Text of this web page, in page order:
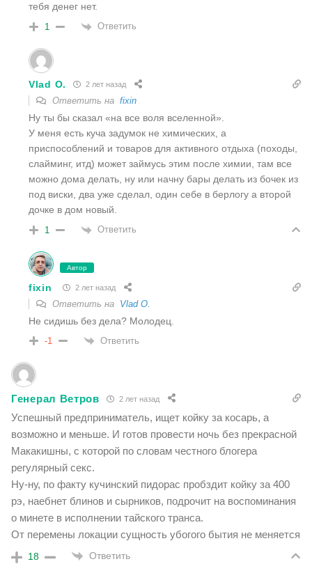
тебя денег нет.
1 Ответить
Vlad O. 2 лет назад
Ответить на fixin
Ну ты бы сказал «на все воля вселенной».
У меня есть куча задумок не химических, а
приспособлений и товаров для активного отдыха (походы,
слайминг, итд) может займусь этим после химии, там все
можно дома делать, ну или начну бары делать из бочек из
под виски, два уже сделал, один себе в берлогу а второй
дочке в дом новый.
1 Ответить
Автор
fixin 2 лет назад
Ответить на Vlad O.
Не сидишь без дела? Молодец.
-1 Ответить
Генерал Ветров 2 лет назад
Успешный предприниматель, ищет койку за косарь, а
возможно и меньше. И готов провести ночь без прекрасной
Макакишны, с которой по словам честного блогера
регулярный секс.
Ну-ну, по факту кучинский пидорас пробздит койку за 400
рэ, наебнет блинов и сырников, подрочит на воспоминания
о минете в исполнении тайского транса.
От перемены локации сущность убогого бытия не меняется
18 Ответить